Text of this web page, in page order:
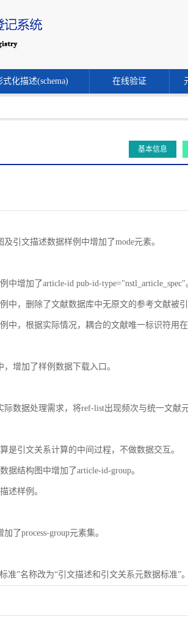
式化描述(schema) 在线验证
基本信息
引文描述数据样例中增加了mode元素。
中增加了article-id pub-id-type="nstl_article_spec"
例中，删除了文献数据库中无原文的参考文献被
例中，根据实际情况，耦合的文献唯一标识符用
增加了样例数据下载入口。
际数据处理需求，将ref-list出现频次与统一文献
是引文关系计算的中间过程，不做数据交互。
据结构图中增加了article-id-group。
述样例。
了process-group元素集。
准”名称改为“引文描述和引文关系元数据标准”。